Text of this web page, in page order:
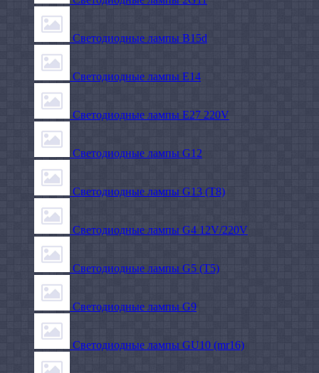
Светодиодные лампы B15d
Светодиодные лампы E14
Светодиодные лампы E27 220V
Светодиодные лампы G12
Светодиодные лампы G13 (T8)
Светодиодные лампы G4 12V/220V
Светодиодные лампы G5 (T5)
Светодиодные лампы G9
Светодиодные лампы GU10 (mr16)